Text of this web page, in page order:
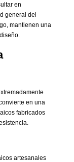
en
general del
mantienen una
en una
fabricados
artesanales